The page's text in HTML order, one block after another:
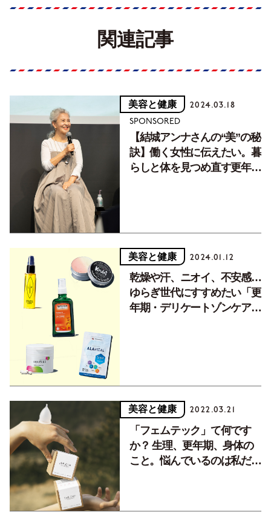
関連記事
美容と健康 2024.03.18
SPONSORED
【結城アンナさんの“美”の秘
訣】働く女性に伝えたい。暮
らしと体を見つめ直す更年期
美容と健康 2024.01.12
乾燥や汗、ニオイ、不安感…
ゆらぎ世代にすすめたい「更
年期・デリケートゾンケア」
美容と健康 2022.03.21
「フェムテック」て何です
か？ 生理、更年期、身体の
こと。悩んでいるのは私だけ